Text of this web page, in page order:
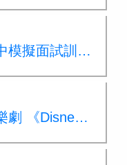
活動花絮 - 2526 小五升中模擬面試訓練日
最新消息 - 2526 英文音樂劇 《Disney's Frozen JR.》